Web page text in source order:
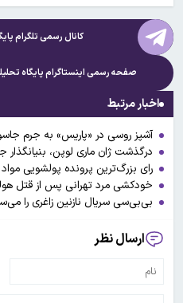
کانال رسمی تلگرام
صفحه رسمی اینستاگرام پایگاه
اخبار مرتبط
آشپز روسی در «پاریس» به جرم
درگذشت ژان ماری لوپن، بنیانگذار
رای بزرگ‌ترین پرونده‌ پولشویی
خودکشی مرد تهرانی پس از قتل
بی‌بی‌سی سریال نازنین زاغری را
ارسال نظر